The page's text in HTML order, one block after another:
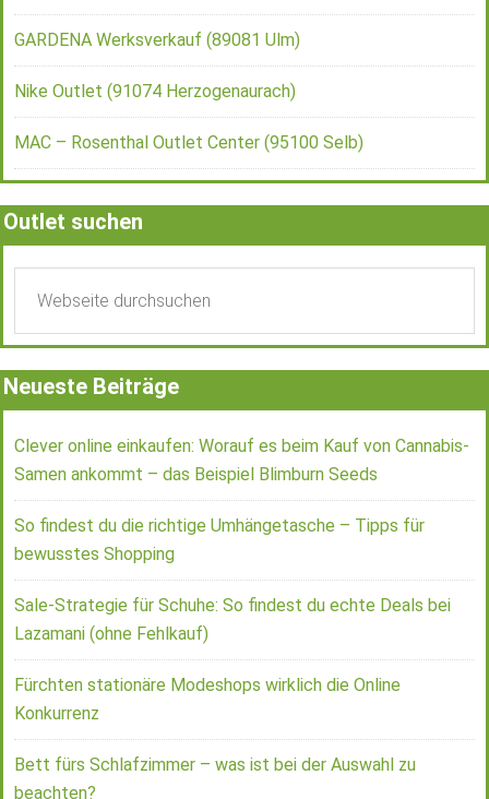
GARDENA Werksverkauf (89081 Ulm)
Nike Outlet (91074 Herzogenaurach)
MAC – Rosenthal Outlet Center (95100 Selb)
Outlet suchen
Neueste Beiträge
Clever online einkaufen: Worauf es beim Kauf von Cannabis-
Samen ankommt – das Beispiel Blimburn Seeds
So findest du die richtige Umhängetasche – Tipps für
bewusstes Shopping
Sale-Strategie für Schuhe: So findest du echte Deals bei
Lazamani (ohne Fehlkauf)
Fürchten stationäre Modeshops wirklich die Online
Konkurrenz
Bett fürs Schlafzimmer – was ist bei der Auswahl zu
beachten?